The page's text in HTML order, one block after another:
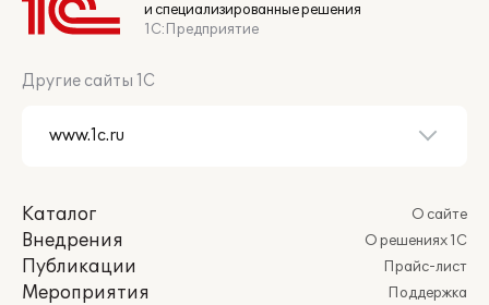
и специализированные решения
1С:Предприятие
Другие сайты 1С
Каталог
Внедрения
Публикации
Мероприятия
О сайте
О решениях 1С
Прайс-лист
Поддержка